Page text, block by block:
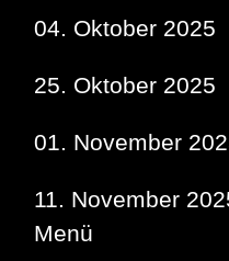
04. Oktober 2025
25. Oktober 2025
01. November
11. November
Menü